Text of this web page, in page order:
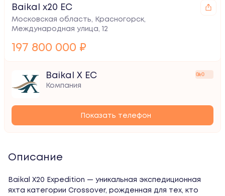
Baikal x20 EC
Московская область, Красногорск,
Международная улица, 12
197 800 000 ₽
0.0
Baikal X EC
Компания
Показать телефон
Описание
Baikal X20 Expedition — уникальная экспедиционная
яхта категории Crossover, рожденная для тех, кто